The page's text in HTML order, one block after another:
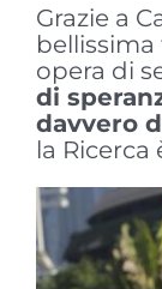
Grazie a
opera di
di
davvero
la Ricerca